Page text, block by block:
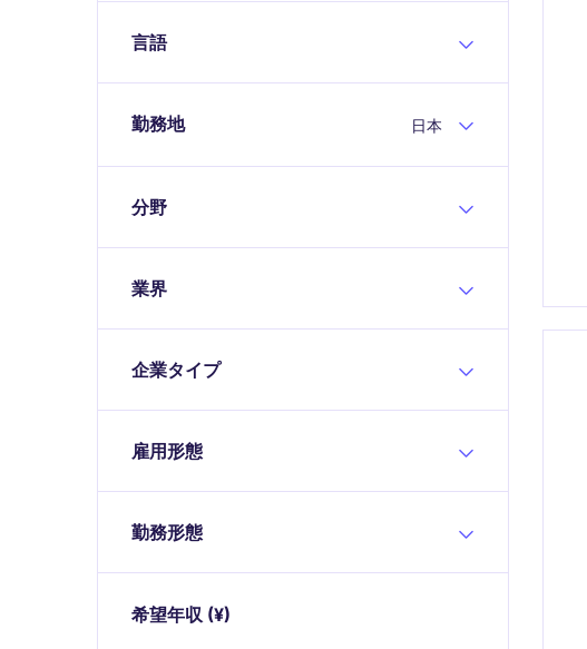
言語
勤務地 日本
分野
業界
企業タイプ
雇用形態
勤務形態
希望年収 (¥)